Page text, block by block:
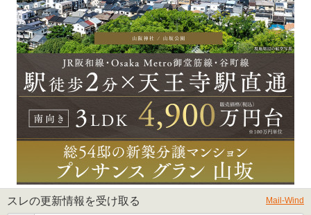
スレの更新情報を受け取る Mail-Wind